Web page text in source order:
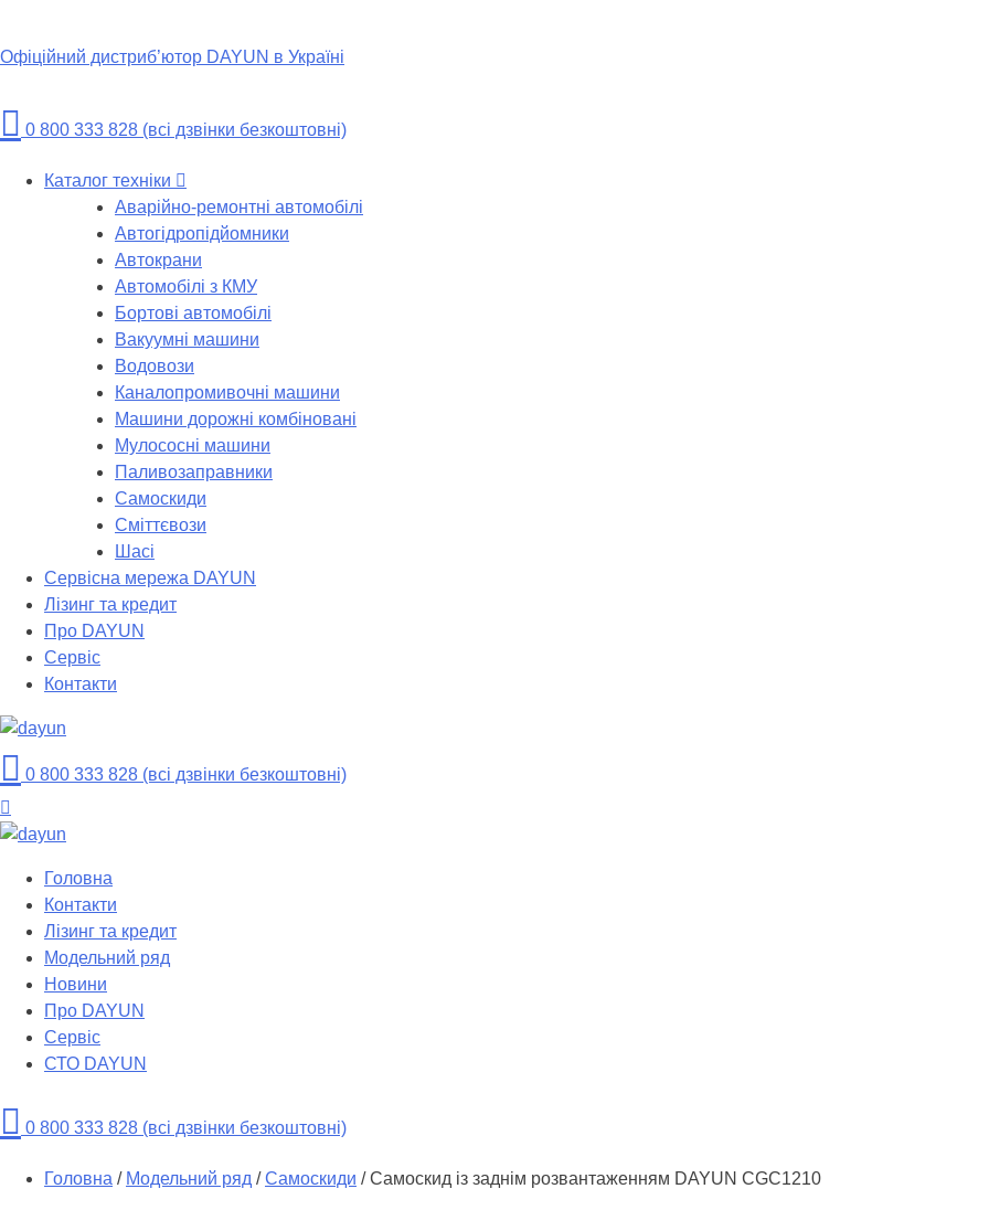
content
Офіційний дистриб’ютор DAYUN в Україні
0 800 333 828 (всі дзвінки безкоштовні)
Каталог техніки
Аварійно-ремонтні автомобілі
Автогідропідйомники
Автокрани
Автомобілі з КМУ
Бортові автомобілі
Вакуумні машини
Водовози
Каналопромивочні машини
Машини дорожні комбіновані
Мулососні машини
Паливозаправники
Самоскиди
Сміттєвози
Шасі
Сервісна мережа DAYUN
Лізинг та кредит
Про DAYUN
Сервіс
Контакти
0 800 333 828 (всі дзвінки безкоштовні)
Головна
Контакти
Лізинг та кредит
Модельний ряд
Новини
Про DAYUN
Сервіс
СТО DAYUN
0 800 333 828 (всі дзвінки безкоштовні)
Головна / Модельний ряд /Самоскиди /Самоскид із заднім розвантаженням DAYUN CGC1210